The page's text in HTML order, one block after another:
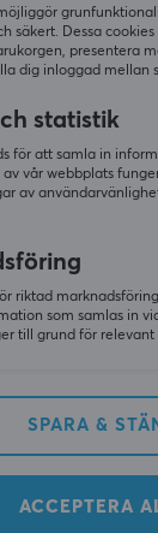
200
(0)
SPARA 36%
säkert. Dessa
presentera
dig inloggad mellan
statistik
för att samla in
vår webbplats
av
riktad
som samlas in
till grund för
SPARA &
ACCEPTERA